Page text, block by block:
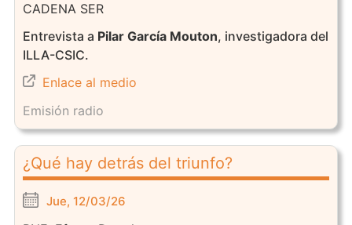
CADENA SER
Entrevista a Pilar García Mouton, investigadora del
ILLA-CSIC.
Enlace al medio
Emisión radio
¿Qué hay detrás del triunfo?
Jue, 12/03/26